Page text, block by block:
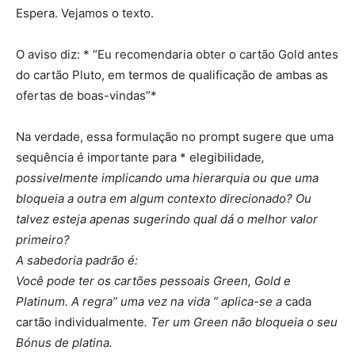
Espera. Vejamos o texto.
O aviso diz: * “Eu recomendaria obter o cartão Gold antes
do cartão Pluto, em termos de qualificação de ambas as
ofertas de boas-vindas”*
Na verdade, essa formulação no prompt sugere que uma
sequência é importante para * elegibilidade,
possivelmente implicando uma hierarquia ou que uma
bloqueia a outra em algum contexto direcionado? Ou
talvez esteja apenas sugerindo qual dá o melhor valor
primeiro?
A sabedoria padrão é:
Você pode ter os cartões pessoais Green, Gold e
Platinum. A regra” uma vez na vida ” aplica-se a cada
cartão individualmente. Ter um Green não bloqueia o seu
Bónus de platina.